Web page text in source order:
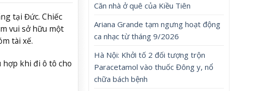
tại Đức. Chiếc
vui sở hữu một
tài xế.
khi đi ô tô cho
Căn nhà ở quê của Kiều Tiên
Ariana Grande tạm ngưng hoạt động
ca nhạc từ tháng 9/2026
Hà Nội: Khởi tố 2 đối tượng trộn
Paracetamol vào thuốc Đông y, nổ
chữa bách bệnh